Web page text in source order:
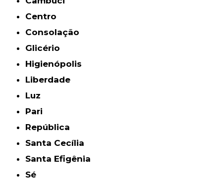
Centro
Consolação
Glicério
Higienópolis
Liberdade
Luz
Pari
República
Santa Cecília
Santa Efigênia
Sé